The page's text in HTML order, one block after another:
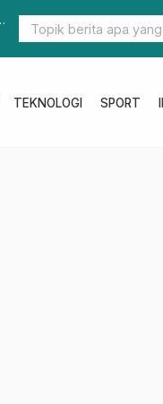
Polda Sulbar
TEKNOLOGI SPORT